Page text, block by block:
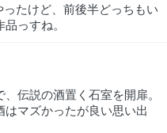
たけど、前後半どっちもい
っすね。
伝説の酒置く石室を開扉。
マズかったが良い思い出